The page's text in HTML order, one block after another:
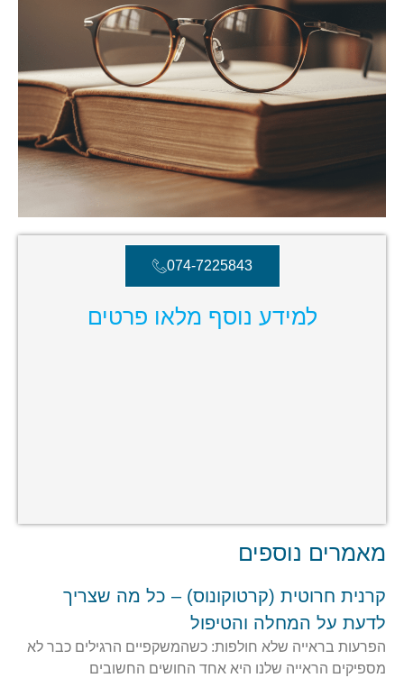
074-7225843
למידע נוסף מלאו פרטים
מאמרים נוספים
קרנית חרוטית (קרטוקונוס) – כל מה שצריך
לדעת על המחלה והטיפול
הפרעות בראייה שלא חולפות: כשהמשקפיים הרגילים כבר לא
מספיקים הראייה שלנו היא אחד החושים החשובים